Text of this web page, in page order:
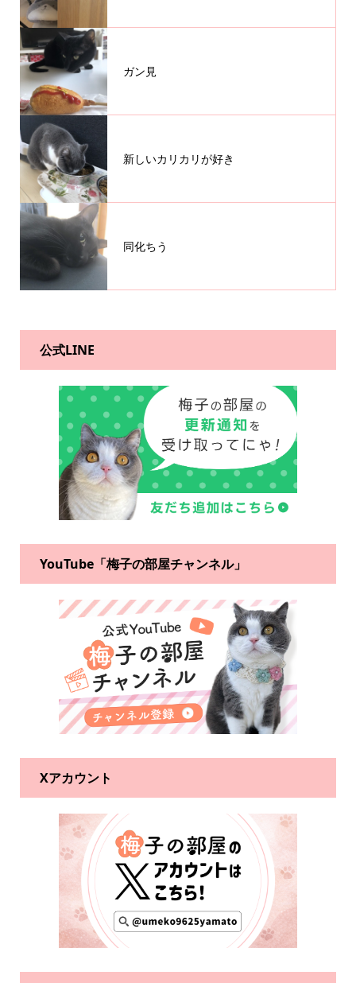
ガン見
新しいカリカリが好き
同化ちう
公式LINE
YouTube「梅子の部屋チャンネル」
Xアカウント